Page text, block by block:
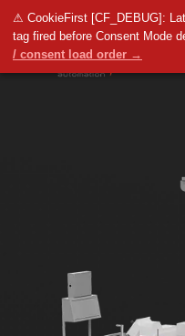
⚠ CookieFirst [CF_DEBUG]:
tag fired before Consent Mode
/ consent load order →